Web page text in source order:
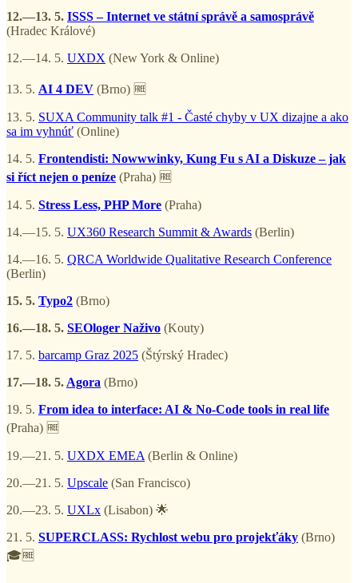
12.—13. 5. ISSS – Internet ve státní správě a samosprávě
(Hradec Králové)
12.—14. 5. UXDX (New York & Online)
13. 5. AI 4 DEV (Brno) 🆓
13. 5. SUXA Community talk #1 - Časté chyby v UX dizajne a ako
sa im vyhnúť (Online)
14. 5. Frontendisti: Nowwwinky, Kung Fu s AI a Diskuze – jak
si říct nejen o peníze (Praha) 🆓
14. 5. Stress Less, PHP More (Praha)
14.—15. 5. UX360 Research Summit & Awards (Berlin)
14.—16. 5. QRCA Worldwide Qualitative Research Conference
(Berlin)
15. 5. Typo2 (Brno)
16.—18. 5. SEOloger Naživo (Kouty)
17. 5. barcamp Graz 2025 (Štýrský Hradec)
17.—18. 5. Agora (Brno)
19. 5. From idea to interface: AI & No-Code tools in real life
(Praha) 🆓
19.—21. 5. UXDX EMEA (Berlin & Online)
20.—21. 5. Upscale (San Francisco)
20.—23. 5. UXLx (Lisabon) 🌟
21. 5. SUPERCLASS: Rychlost webu pro projekťáky (Brno)
🎓🆓